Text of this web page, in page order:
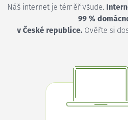
Náš internet je téměř všude.
99 %
v České republice. Ověřte si